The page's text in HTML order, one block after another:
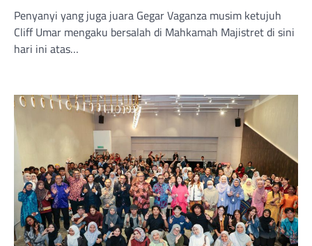
Penyanyi yang juga juara Gegar Vaganza musim ketujuh
Cliff Umar mengaku bersalah di Mahkamah Majistret di sini
hari ini atas…